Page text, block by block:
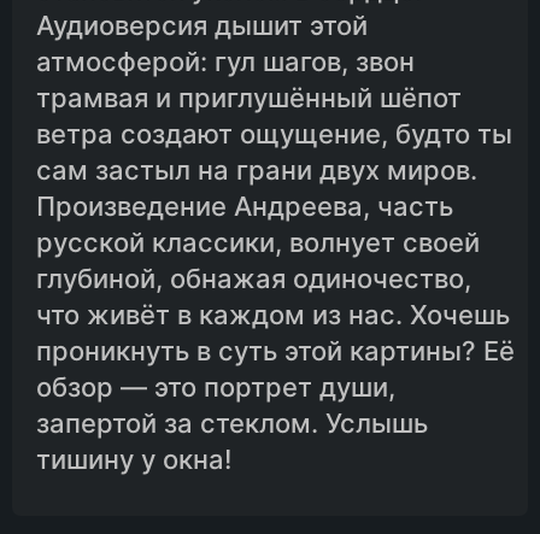
Аудиоверсия дышит этой
атмосферой: гул шагов, звон
трамвая и приглушённый шёпот
ветра создают ощущение, будто ты
сам застыл на грани двух миров.
Произведение Андреева, часть
русской классики, волнует своей
глубиной, обнажая одиночество,
что живёт в каждом из нас. Хочешь
проникнуть в суть этой картины? Её
обзор — это портрет души,
запертой за стеклом. Услышь
тишину у окна!